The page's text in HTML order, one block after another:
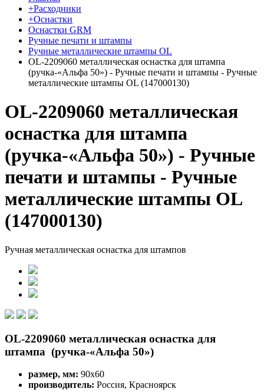
+Расходники
+Оснастки
Оснастки GRM
Ручные печати и штампы
Ручные металлические штампы OL
OL-2209060 металлическая оснастка для штампа
(ручка-«Альфа 50») - Ручные печати и штампы - Ручные
металлические штампы OL (147000130)
OL-2209060 металлическая
оснастка для штампа
(ручка-«Альфа 50») - Ручные
печати и штампы - Ручные
металлические штампы OL
(147000130)
Ручная металлическая оснастка для штампов
OL-2209060 металлическая оснастка для
штампа (ручка-«Альфа 50»)
размер, мм: 90х60
производитель: Россия, Красноярск